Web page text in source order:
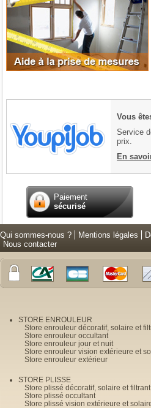
Vous
Service
prix.
En
Paiement
sécurisé
Qui sommes-nous ? Mentions légales
Nous contacter
STORE ENROULEUR
Store enrouleur décoratif, solaire et
Store enrouleur occultant
Store enrouleur jour et nuit
Store enrouleur vision extérieure et
Store enrouleur extérieur
STORE PLISSE
Store plissé décoratif, solaire et filtrant
Store plissé occultant
Store plissé vision extérieure et